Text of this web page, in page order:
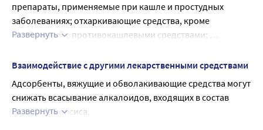
препараты, применяемые при кашле и простудных
заболеваниях; отхаркивающие средства, кроме
комбинаций с противокашлевыми средствами;
Развернуть
Взаимодействие с другими лекарственными средствами
Адсорбенты, вяжущие и обволакивающие средства могут
снижать всасывание алкалоидов, входящих в состав
травы термопсиса.
Развернуть